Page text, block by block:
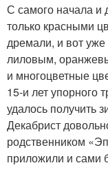
С самого начала и
только красными
дремали, и вот
лиловым,
и многоцветные
15-и лет упорного
удалось получить
Декабрист
родственником
приложили и сами